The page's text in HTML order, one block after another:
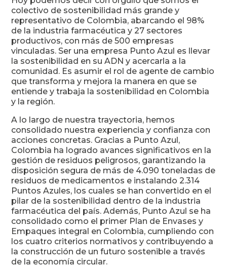
colectivo de sostenibilidad más grande y
representativo de Colombia, abarcando el 98%
de la industria farmacéutica y 27 sectores
productivos, con más de 500 empresas
vinculadas. Ser una empresa Punto Azul es llevar
la sostenibilidad en su ADN y acercarla a la
comunidad. Es asumir el rol de agente de cambio
que transforma y mejora la manera en que se
entiende y trabaja la sostenibilidad en Colombia
y la región.
A lo largo de nuestra trayectoria, hemos
consolidado nuestra experiencia y confianza con
acciones concretas. Gracias a Punto Azul,
Colombia ha logrado avances significativos en la
gestión de residuos peligrosos, garantizando la
disposición segura de más de 4.090 toneladas de
residuos de medicamentos e instalando 2.314
Puntos Azules, los cuales se han convertido en el
pilar de la sostenibilidad dentro de la industria
farmacéutica del país. Además, Punto Azul se ha
consolidado como el primer Plan de Envases y
Empaques integral en Colombia, cumpliendo con
los cuatro criterios normativos y contribuyendo a
la construcción de un futuro sostenible a través
de la economía circular.